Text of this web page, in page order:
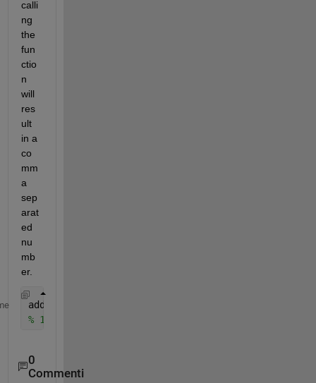
calli
ng
the
fun
ctio
n
will
res
ult
in a
co
mm
a
sep
arat
ed
nu
mb
er.
addComma(10000.12)
% 10,000.12
0
Commenti